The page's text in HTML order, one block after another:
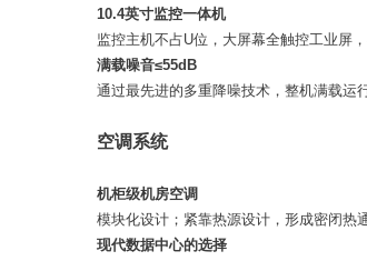
10.4英寸监控一体机
监控主机不占U位，大屏幕全触控工业屏
满载噪音≤55dB
通过最先进的多重降噪技术，整机满载运
空调系统
机柜级机房空调
模块化设计；紧靠热源设计，形成密闭热
现代数据中心的选择